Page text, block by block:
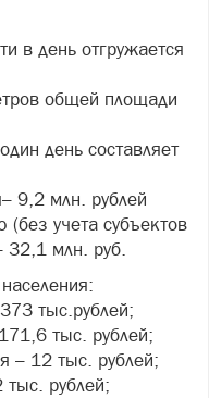
в день отгружается
общей площади
день составляет
9,2 млн. рублей
(без учета субъектов
32,1 млн. руб.
тыс.рублей;
тыс. рублей;
– 12 тыс. рублей;
тыс. рублей;